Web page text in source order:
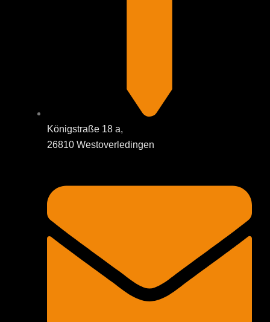
Königstraße 18 a,
26810 Westoverledingen